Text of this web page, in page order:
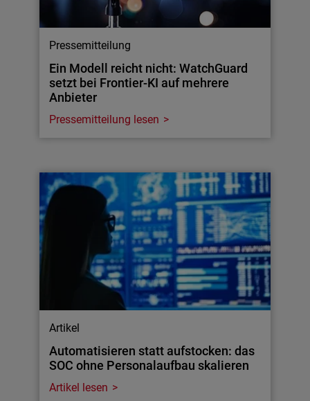
Pressemitteilung
Ein Modell reicht nicht: WatchGuard
setzt bei Frontier-KI auf mehrere
Anbieter
Pressemitteilung lesen
Artikel
Automatisieren statt aufstocken: das
SOC ohne Personalaufbau skalieren
Artikel lesen